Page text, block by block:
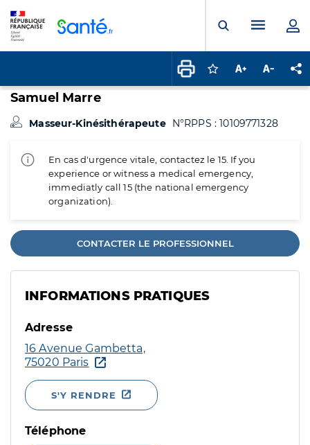
Ouvrir laMenu
Connectez-vous
Augmenter la
Samuel Marre
Masseur-Kinésithérapeute N°RPPS : 10109771328
En cas d'urgence vitale, contactez le 15. If you
experience or witness a medical emergency,
immediatly call 15 (the national emergency
organization).
CONTACTER LE PROFESSIONNEL
INFORMATIONS PRATIQUES
Adresse
16 Avenue Gambetta,
75020 Paris
S'Y RENDRE
Téléphone